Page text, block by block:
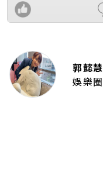
郭懿慧
娛樂圈